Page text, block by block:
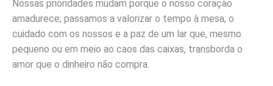
Nossas prioridades mudam porque o nosso coração
amadurece; passamos a valorizar o tempo à mesa, o
cuidado com os nossos e a paz de um lar que, mesmo
pequeno ou em meio ao caos das caixas, transborda o
amor que o dinheiro não compra.